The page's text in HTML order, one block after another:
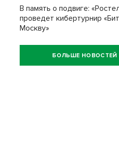
В память о подвиге:
проведет кибертурнир
Москву»
БОЛЬШЕ НОВОСТЕЙ